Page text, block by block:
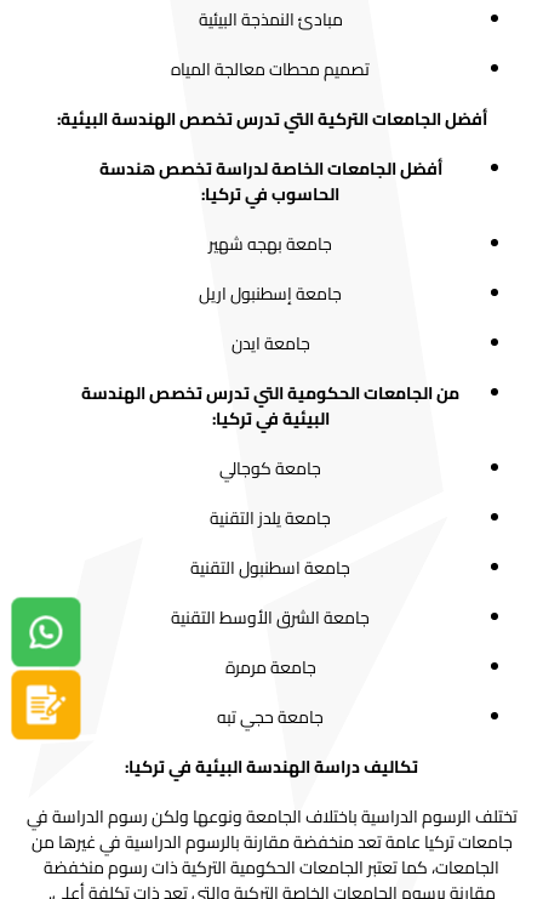
مبادئ النمذجة البيئية
تصميم محطات معالجة المياه
أفضل الجامعات التركية التي تدرس تخصص الهندسة البيئية:
أفضل الجامعات الخاصة لدراسة تخصص هندسة
الحاسوب في تركيا:
جامعة بهجه شهير
جامعة إسطنبول اريل
جامعة ايدن
من الجامعات الحكومية التي تدرس تخصص الهندسة
البيئية في تركيا:
جامعة كوجالي
جامعة يلدز التقنية
جامعة اسطنبول التقنية
جامعة الشرق الأوسط التقنية
جامعة مرمرة
جامعة حجي تبه
تكاليف دراسة الهندسة البيئية في تركيا:
تختلف الرسوم الدراسية باختلاف الجامعة ونوعها ولكن رسوم الدراسة في
جامعات تركيا عامة تعد منخفضة مقارنة بالرسوم الدراسية في غيرها من
الجامعات، كما تعتبر الجامعات الحكومية التركية ذات رسوم منخفضة
دردشة واتساب
سجل الآن